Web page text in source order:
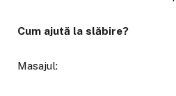
Cum ajută la slăbire?
Masajul: